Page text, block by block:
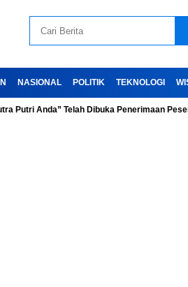
NASIONAL POLITIK TEKNOLOGI
Anda” Telah Dibuka Penerimaan Peserta